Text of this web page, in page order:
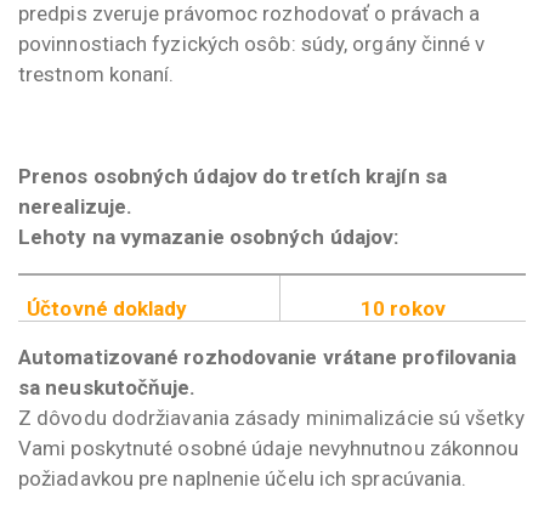
predpis zveruje právomoc rozhodovať o právach a
povinnostiach fyzických osôb: súdy, orgány činné v
trestnom konaní.
Prenos osobných údajov do tretích krajín sa
nerealizuje.
Lehoty na vymazanie osobných údajov:
Účtovné doklady
10 rokov
Automatizované rozhodovanie vrátane profilovania
sa neuskutočňuje.
Z dôvodu dodržiavania zásady minimalizácie sú všetky
Vami poskytnuté osobné údaje nevyhnutnou zákonnou
požiadavkou pre naplnenie účelu ich spracúvania.